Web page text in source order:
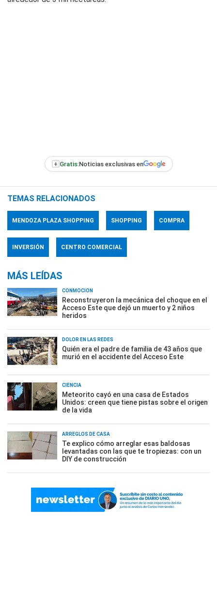
+ Gratis:Noticias exclusivas en
TEMAS RELACIONADOS
MENDOZA PLAZA SHOPPING SHOPPING COMPRA
INVERSIÓN CENTRO COMERCIAL
MÁS LEÍDAS
CONMOCIÓN
Reconstruyeron la mecánica del choque en el
Acceso Este que dejó un muerto y 2 niños
heridos
DOLOR EN LAS REDES
Quién era el padre de familia de 43 años que
murió en el accidente del Acceso Este
CIENCIA
Meteorito cayó en una casa de Estados
Unidos: creen que tiene pistas sobre el origen
de la vida
ARREGLOS DE CASA
Te explico cómo arreglar esas baldosas
levantadas con las que te tropiezas: con un
DIY de construcción